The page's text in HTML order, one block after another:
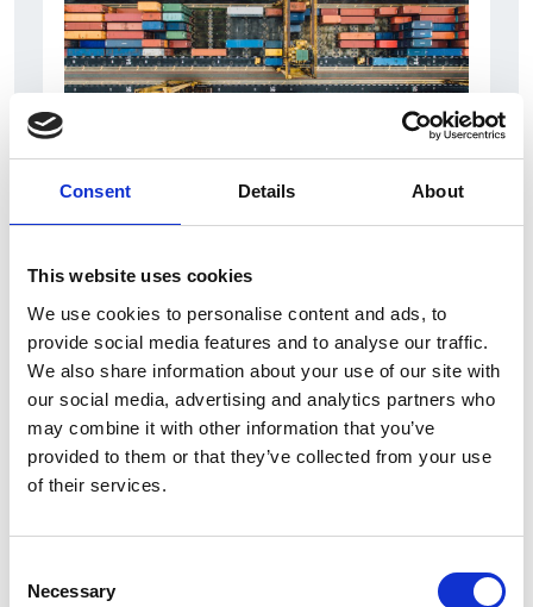
Consent Details About
This website uses cookies
We use cookies to personalise content and ads, to
provide social media features and to analyse our traffic.
We also share information about your use of our site with
our social media, advertising and analytics partners who
may combine it with other information that you’ve
provided to them or that they’ve collected from your use
of their services.
Selection
Necessary
nel primo semestre i dieci miliardi di euro
Overview Economica
Repubblica Ceca